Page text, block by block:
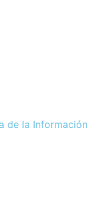
de la Información